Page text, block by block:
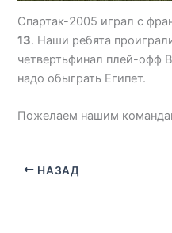
Спартак-2005 играл с
13. Наши ребята
четвертьфинал плей-офф
надо обыграть Египет.
Пожелаем нашим
НАЗАД